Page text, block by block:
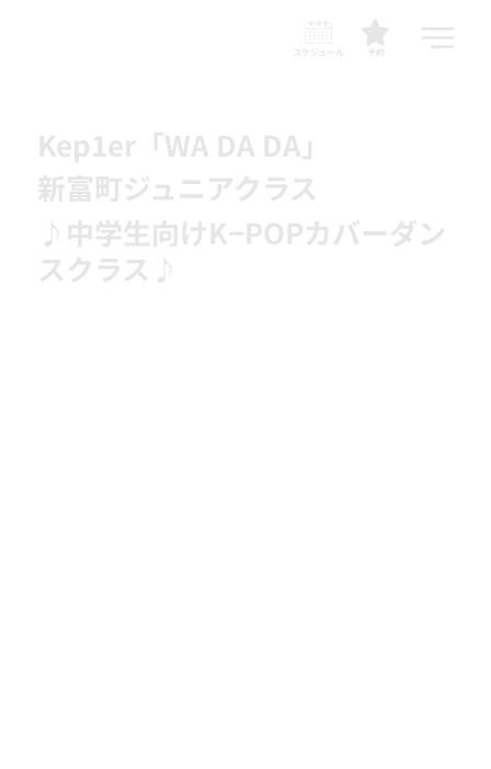
予約
スケジュール
Kep1er「WA DA DA」
新富町ジュニアクラス
♪中学生向けK−POPカバーダン
スクラス♪